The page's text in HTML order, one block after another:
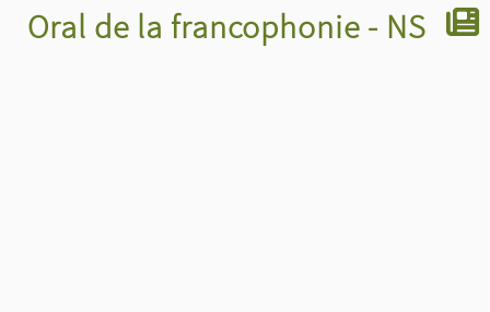
Oral de la francophonie - NS